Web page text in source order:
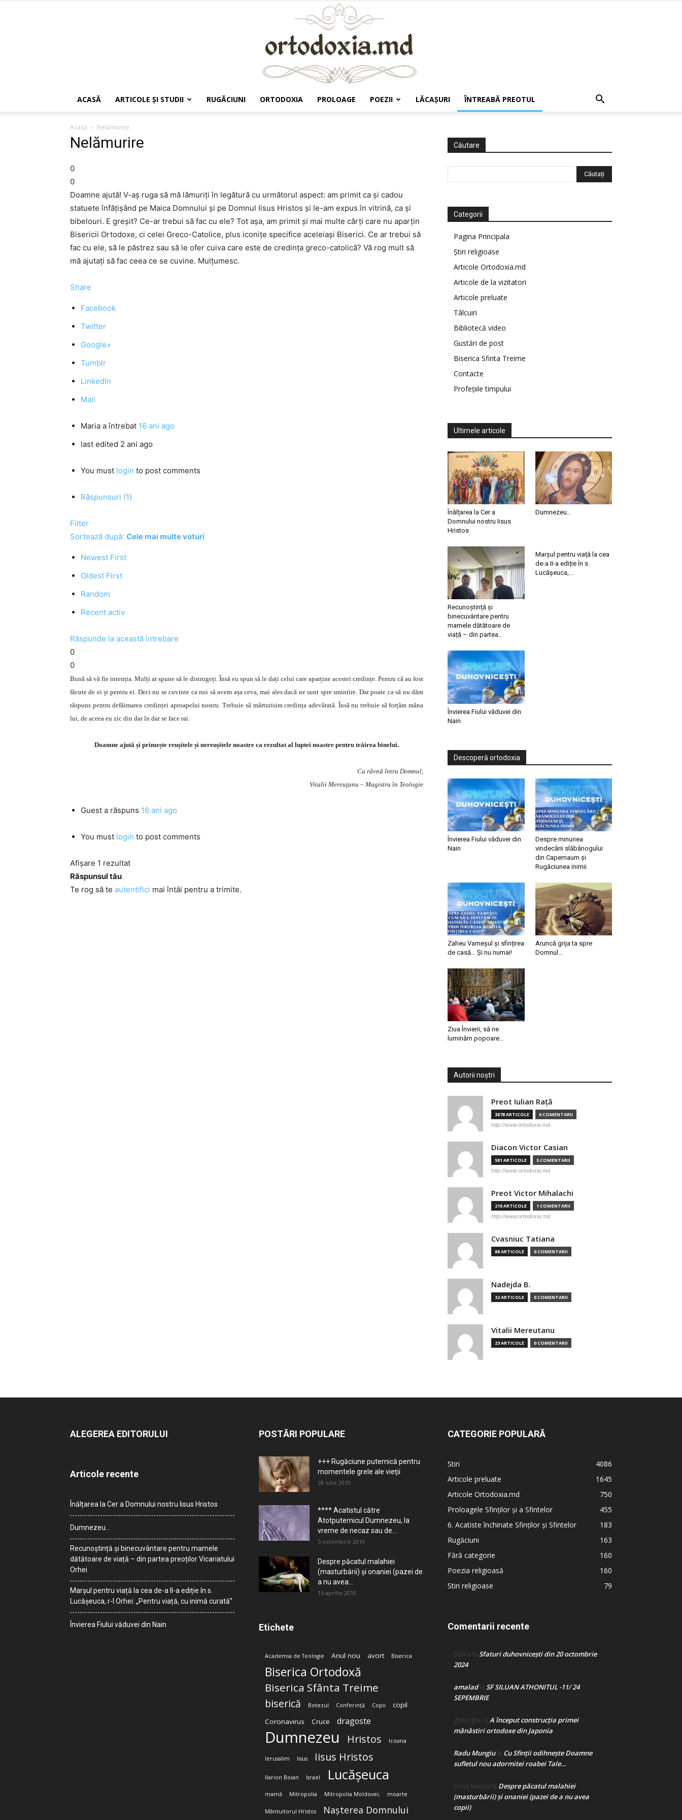
ACASĂ ARTICOLE ŞI STUDII RUGĂCIUNI ORTODOXIA PROLOAGE POEZII LĂCAŞURI ÎNTREABĂ PREOTUL
Acasă Nelămurire
Nelămurire
0
0
Doamne ajută! V-aș ruga să mă lămuriți în legătură cu următorul aspect: am primit ca și cadou
statuete înfățișând pe Maica Domnului și pe Domnul Iisus Hristos și le-am expus în vitrină, ca și
bibelouri. E greșit? Ce-ar trebui să fac cu ele? Tot așa, am primit și mai multe cărți care nu aparțin
Bisericii Ortodoxe, ci celei Greco-Catolice, plus iconițe specifice aceleiași Biserici. Ce ar trebui să
fac cu ele, să le păstrez sau să le ofer cuiva care este de credința greco-catolică? Vă rog mult să
mă ajutați să fac ceea ce se cuvine. Mulțumesc.
Share
Facebook
Twitter
Google+
Tumblr
LinkedIn
Mail
Maria a întrebat 16 ani ago
last edited 2 ani ago
You must login to post comments
Răspunsuri (1)
Filter
Sortează după: Cele mai multe voturi
Newest First
Oldest First
Random
Recent activ
Răspunde la această întrebare
0
0
Bună să vă fie intenția. Mulți ar spune să le distrugeți. Însă eu spun să le dați celui care aparține acestei credințe. Pentru că au fost
făcute de ei și pentru ei. Deci nu se cuvinte ca noi să avem așa ceva, mai ales dacă ne sunt spre smintire. Dar poate ca să nu dăm
răspuns pentru defăimarea credinței aproapelui nostru. Trebuie să mărturisim credința adevărată. Însă nu trebuie să forțăm mâna
lui, de aceea eu zic din dar în dar se face rai.
Doamne ajută și primește reușitele și nereușitele noastre ca rezultat al luptei noastre pentru trăirea binelui.
Cu râvnă întru Domnul,
Vitalii Mereuţanu – Magistru în Teologie
Guest a răspuns 16 ani ago
You must login to post comments
Afișare 1 rezultat
Răspunsul tău
Te rog să te autentifici mai întâi pentru a trimite.
Căutare
Categorii
Pagina Principala
Știri religioase
Articole Ortodoxia.md
Articole de la vizitatori
Articole preluate
Tâlcuiri
Bibliotecă video
Gustări de post
Biserica Sfinta Treime
Contacte
Profețiile timpului
Ultimele articole
Înălțarea la Cer a
Domnului nostru Iisus
Hristos
Dumnezeu…
Recunoștință și
binecuvântare pentru
mamele dătătoare de
viață – din partea...
Marșul pentru viață la cea
de-a II-a ediție în s.
Lucășeuca,...
Învierea Fiului văduvei din
Nain
Descoperă ortodoxia
Învierea Fiului văduvei din
Nain
Despre minunea
vindecării slăbănogului
din Capernaum și
Rugăciunea inimii
Zaheu Vameșul și sfințirea
de casă… Și nu numai!
Aruncă grija ta spre
Domnul…
Ziua Învierii, să ne
luminăm popoare…
Autorii noștri
Preot Iulian Raţă
3878 ARTICOLE 6 COMENTARII
http://www.ortodoxia.md
Diacon Victor Casian
581 ARTICOLE 5 COMENTARII
http://www.ortodoxia.md
Preot Victor Mihalachi
210 ARTICOLE 1 COMENTARII
http://www.ortodoxia.md
Cvasniuc Tatiana
88 ARTICOLE 0 COMENTARII
Nadejda B.
32 ARTICOLE 0 COMENTARII
Vitalii Mereutanu
23 ARTICOLE 0 COMENTARII
ALEGEREA EDITORULUI
Articole recente
Înălțarea la Cer a Domnului nostru Iisus Hristos
Dumnezeu…
Recunoștință și binecuvântare pentru mamele
dătătoare de viață – din partea preoților Vicariatului
Orhei
Marșul pentru viață la cea de-a II-a ediție în s.
Lucășeuca, r-l Orhei: „Pentru viață, cu inimă curată”
Învierea Fiului văduvei din Nain
POSTĂRI POPULARE
+++ Rugăciune puternică pentru
momentele grele ale vieţii
28 iulie 2010
**** Acatistul către
Atotputernicul Dumnezeu, la
vreme de necaz sau de...
5 octombrie 2010
Despre păcatul malahiei
(masturbării) şi onaniei (pazei de
a nu avea...
15 aprilie 2010
Etichete
Academia de Teologie Anul nou avort Biserica
Biserica Ortodoxă
Biserica Sfânta Treime
biserică Botezul Conferință Copii
copil
Coronavirus
Cruce dragoste
Dumnezeu Hristos Icoana
Ierusalim Iisus Iisus Hristos
Ilarion Boian Israel Lucășeuca
mamă Mitropolia Mitropolia Moldovei; moarte
Mântuitorul Hristos Nașterea Domnului
CATEGORIE POPULARĂ
Stiri
4086
Articole preluate
1645
Articole Ortodoxia.md
750
Proloagele Sfinților și a Sfintelor
455
6. Acatiste închinate Sfinților și Sfintelor
183
Rugăciuni
163
Fără categorie
160
Poezia religioasă
160
Stiri religioase
79
Comentarii recente
Doina la Sfaturi duhovnicești din 20 octombrie
2024
amaladla SF SILUAN ATHONITUL -11/ 24
SEPEMBRIE
gheorghe la A început construcţia primei
mănăstiri ortodoxe din Japonia
Radu Mungiula Cu Sfinții odihnește Doamne
sufletul nou adormitei roabei Tale…
Crina Marina la Despre păcatul malahiei
(masturbării) şi onaniei (pazei de a nu avea
copii)